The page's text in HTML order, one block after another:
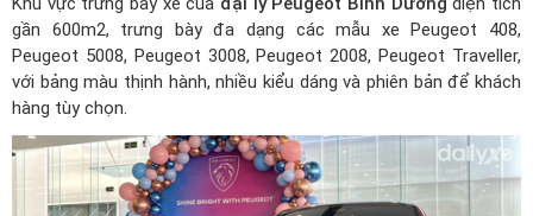
gần 600m2, trưng bày đa dạng các mẫu xe Peugeot 408,
Peugeot 5008, Peugeot 3008, Peugeot 2008,Peugeot Traveller,
với bảng màu thịnh hành, nhiều kiểu dáng và phiên bản để khách
hàng tùy chọn.